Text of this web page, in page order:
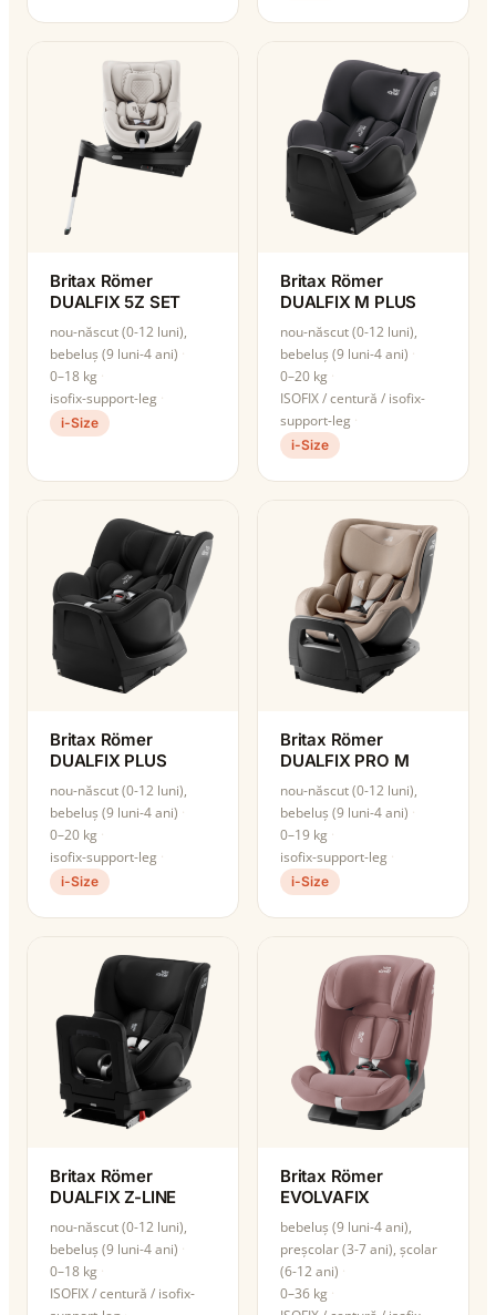
Britax Römer
DUALFIX 5Z SET
nou-născut (0-12 luni),
bebeluș (9 luni-4 ani)
0–18 kg
isofix-support-leg
i-Size
Britax Römer
DUALFIX M PLUS
nou-născut (0-12 luni),
bebeluș (9 luni-4 ani)
0–20 kg
ISOFIX / centură / isofix-
support-leg
i-Size
Britax Römer
DUALFIX PLUS
nou-născut (0-12 luni),
bebeluș (9 luni-4 ani)
0–20 kg
isofix-support-leg
i-Size
Britax Römer
DUALFIX PRO M
nou-născut (0-12 luni),
bebeluș (9 luni-4 ani)
0–19 kg
isofix-support-leg
i-Size
Britax Römer
DUALFIX Z-LINE
nou-născut (0-12 luni),
bebeluș (9 luni-4 ani)
0–18 kg
ISOFIX / centură / isofix-
Britax Römer
EVOLVAFIX
bebeluș (9 luni-4 ani),
preșcolar (3-7 ani), școlar
(6-12 ani)
0–36 kg